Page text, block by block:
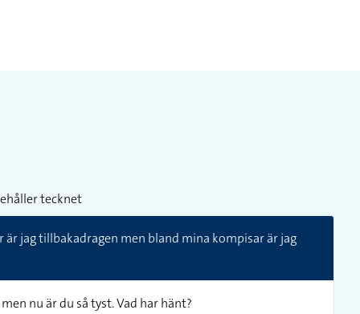
tecknet
är jag tillbakadragen men bland mina kompisar är jag
nu är du så tyst. Vad har hänt?